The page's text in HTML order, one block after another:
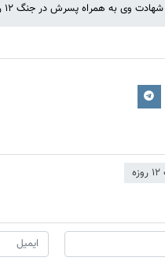
در جنگ ۱۲ روزه را روایت کرد. منبع: آخرین خبر